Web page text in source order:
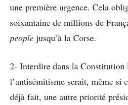
une première urgence. Cela
soixantaine de millions de
people jusqu’à la Corse.
2- Interdire dans la Constitution
l’antisémitisme serait, même si
déjà fait, une autre priorité